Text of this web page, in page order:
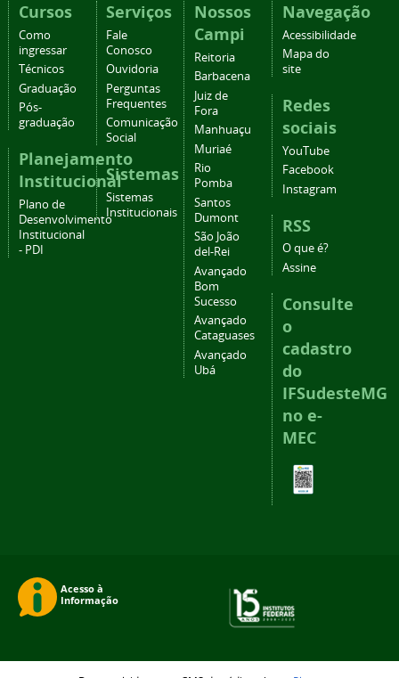
Cursos
Como
ingressar
Técnicos
Graduação
Pós-
graduação
Planejamento
Institucional
Plano de
Desenvolvimento
Institucional
- PDI
Serviços
Fale
Conosco
Ouvidoria
Perguntas
Frequentes
Comunicação
Social
Sistemas
Sistemas
Institucionais
Nossos
Campi
Reitoria
Barbacena
Juiz de
Fora
Manhuaçu
Muriaé
Rio
Pomba
Santos
Dumont
São João
del-Rei
Avançado
Bom
Sucesso
Avançado
Cataguases
Avançado
Ubá
Navegação
Acessibilidade
Mapa do
site
Redes
sociais
YouTube
Facebook
Instagram
RSS
O que é?
Assine
Consulte
o
cadastro
do
IFSudesteMG
no e-
MEC